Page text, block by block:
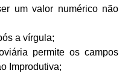
um valor numérico não
a vírgula;
permite os campos
Improdutiva;